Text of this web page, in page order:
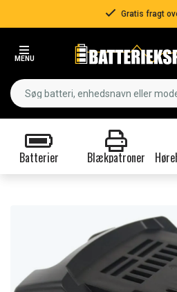
Gratis fragt
MENU
Batterier Blækpatroner